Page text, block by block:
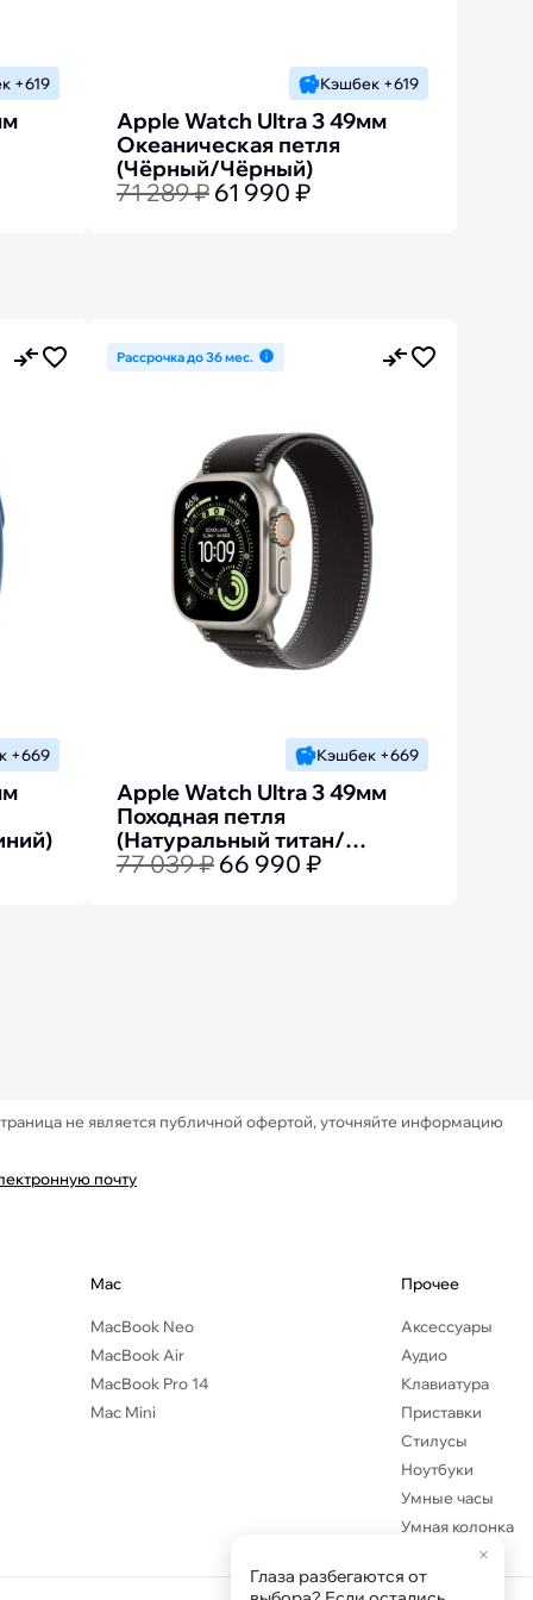
+619 Кэшбек +619
Apple Watch Ultra 3 49мм
Океаническая петля
(Чёрный/Чёрный)
71 289 ₽ 61 990 ₽
+669
Рассрочка до 36 мес.
Кэшбек +669
Apple Watch Ultra 3 49мм
Походная петля
(Натуральный титан/
Чёрный)
77 039 ₽ 66 990 ₽
не является публичной офертой, уточняйте информацию
почту
Mac
MacBook Neo
MacBook Air
MacBook Pro 14
Mac Mini
Прочее
Аксессуары
Аудио
Клавиатура
Приставки
Стилусы
Ноутбуки
Умные часы
Умная колонка
×
Глаза разбегаются от